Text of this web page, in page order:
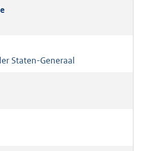
Staten-Generaal